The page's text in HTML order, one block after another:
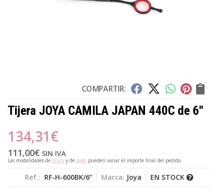
COMPARTIR:
Tijera JOYA CAMILA JAPAN 440C de 6"
134,31€
111,00€ SIN IVA
Las modalidades de envío y de pago pueden variar el importe final del pedido.
Ref.: RF-H-600BK/6” Marca: Joya EN STOCK